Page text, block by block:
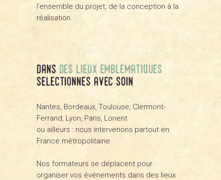
l’ensemble du projet, de la conception à la
réalisation.
dans des lieux emblematiques
selectionnes avec soin
Nantes, Bordeaux, Toulouse, Clermont-
Ferrand, Lyon, Paris, Lorient
ou ailleurs : nous intervenons partout en
France métropolitaine.
Nos formateurs se déplacent pour
organiser vos événements dans des lieux